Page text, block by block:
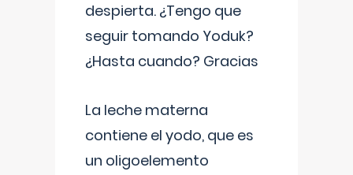
despierta. ¿Tengo que
seguir tomando Yoduk?
¿Hasta cuando? Gracias
La leche materna
contiene el yodo, que es
un oligoelemento